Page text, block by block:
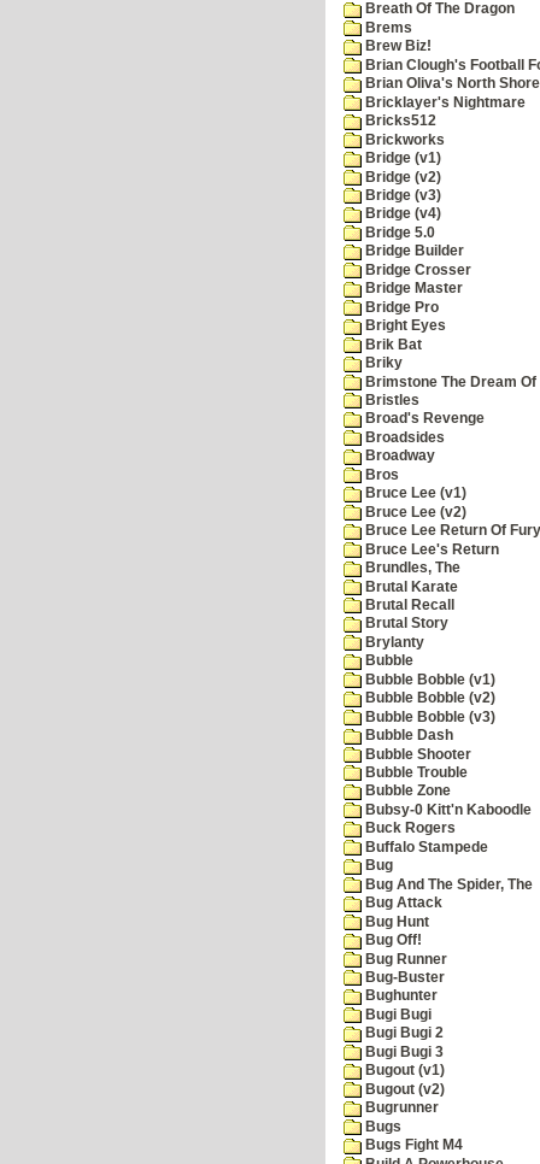
Breath Of The Dragon
Brems
Brew Biz!
Brian Clough's Football
Brian Oliva's North
Bricklayer's Nightmare
Bricks512
Brickworks
Bridge (v1)
Bridge (v2)
Bridge (v3)
Bridge (v4)
Bridge 5.0
Bridge Builder
Bridge Crosser
Bridge Master
Bridge Pro
Bright Eyes
Brik Bat
Briky
Brimstone The Dream Of
Bristles
Broad's Revenge
Broadsides
Broadway
Bros
Bruce Lee (v1)
Bruce Lee (v2)
Bruce Lee Return Of Fury
Bruce Lee's Return
Brundles, The
Brutal Karate
Brutal Recall
Brutal Story
Brylanty
Bubble
Bubble Bobble (v1)
Bubble Bobble (v2)
Bubble Bobble (v3)
Bubble Dash
Bubble Shooter
Bubble Trouble
Bubble Zone
Bubsy-0 Kitt'n Kaboodle
Buck Rogers
Buffalo Stampede
Bug
Bug And The Spider, The
Bug Attack
Bug Hunt
Bug Off!
Bug Runner
Bug-Buster
Bughunter
Bugi Bugi
Bugi Bugi 2
Bugi Bugi 3
Bugout (v1)
Bugout (v2)
Bugrunner
Bugs
Bugs Fight M4